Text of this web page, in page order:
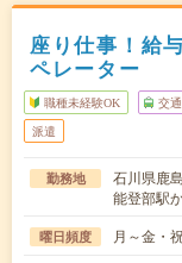
座り仕事！給
ペレーター
職種未経験OK 交
派遣
勤務地
石川県鹿
能登部駅
曜日頻度 月～金・